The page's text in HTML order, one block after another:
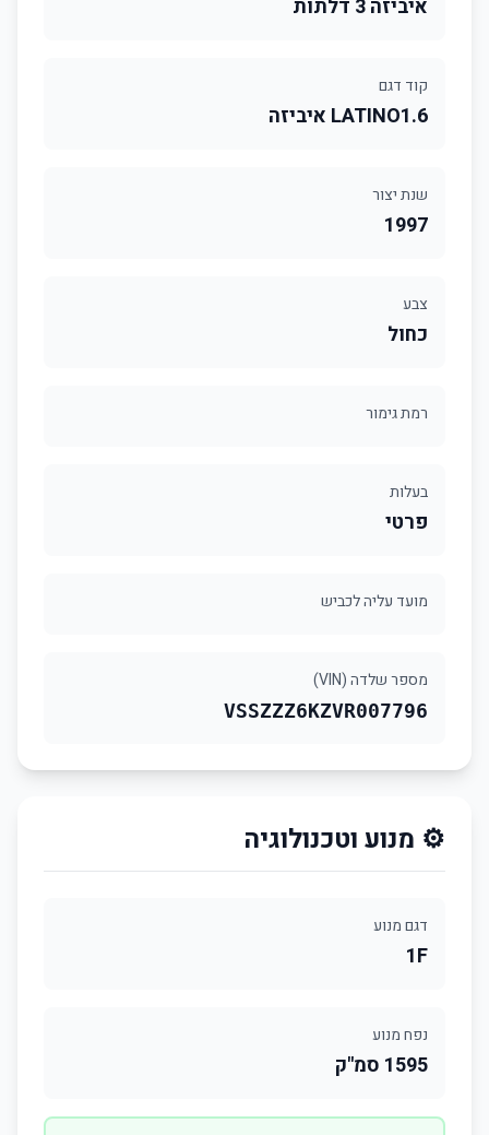
איביזה 3 דלתות
קוד דגם
LATINO1.6 איביזה
שנת יצור
1997
צבע
כחול
רמת גימור
בעלות
פרטי
מועד עליה לכביש
מספר שלדה (VIN)
VSSZZZ6KZVR007796
⚙️ מנוע וטכנולוגיה
דגם מנוע
1F
נפח מנוע
1595 סמ"ק